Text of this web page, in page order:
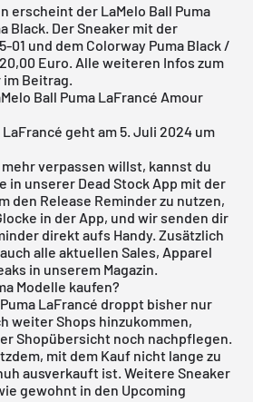
erscheint der LaMelo Ball Puma
Black. Der Sneaker mit der
01 und dem Colorway Puma Black /
Euro. Alle weiteren Infos zum
Beitrag.
Ball Puma LaFrancé Amour
LaFrancé geht am 5. Juli 2024 um
verpassen willst, kannst du
in unserer Dead Stock App mit der
den Release Reminder zu nutzen,
in der App, und wir senden dir
direkt aufs Handy. Zusätzlich
alle aktuellen Sales, Apparel
in unserem Magazin.
Modelle kaufen?
LaFrancé droppt bisher nur
weiter Shops hinzukommen,
Shopübersicht noch nachpflegen.
mit dem Kauf nicht lange zu
ausverkauft ist. Weitere Sneaker
gewohnt in den Upcoming